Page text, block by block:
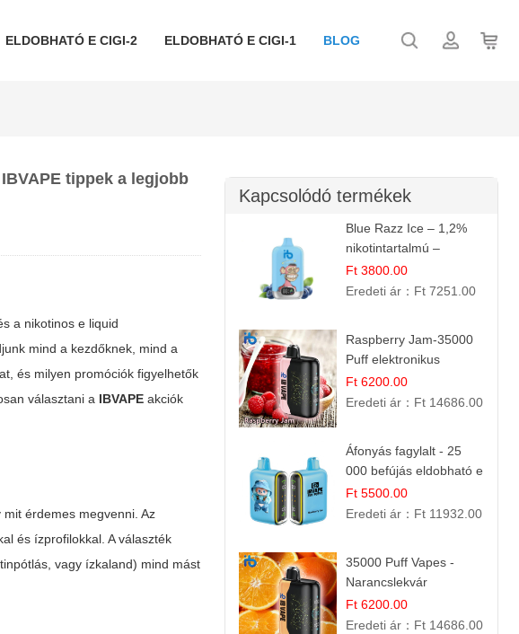
ELDOBHATÓ E CIGI-2 ELDOBHATÓ E CIGI-1 BLOG
tippek a legjobb
a nikotinos e liquid
mind a kezdőknek, mind a
és milyen promóciók figyelhetők
választani a IBVAPE akciók
érdemes megvenni. Az
és ízprofilokkal. A választék
vagy ízkaland) mind mást
Kapcsolódó termékek
Blue Razz Ice – 1,2%
nikotintartalmú –
eldobható e cigi
Ft 3800.00
Eredeti ár： Ft 7251.00
Raspberry Jam-35000
Puff elektronikus
cigaretta (Ibvape Bar)
Ft 6200.00
Eredeti ár： Ft 14686.00
Áfonyás fagylalt - 25
000 befújás eldobható e
cigi
Ft 5500.00
Eredeti ár： Ft 11932.00
35000 Puff Vapes -
Narancslekvár
Ft 6200.00
Eredeti ár： Ft 14686.00